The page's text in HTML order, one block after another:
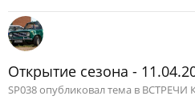
Открытие сезона -
SP038 опубликовал тема в ВСТРЕЧИ